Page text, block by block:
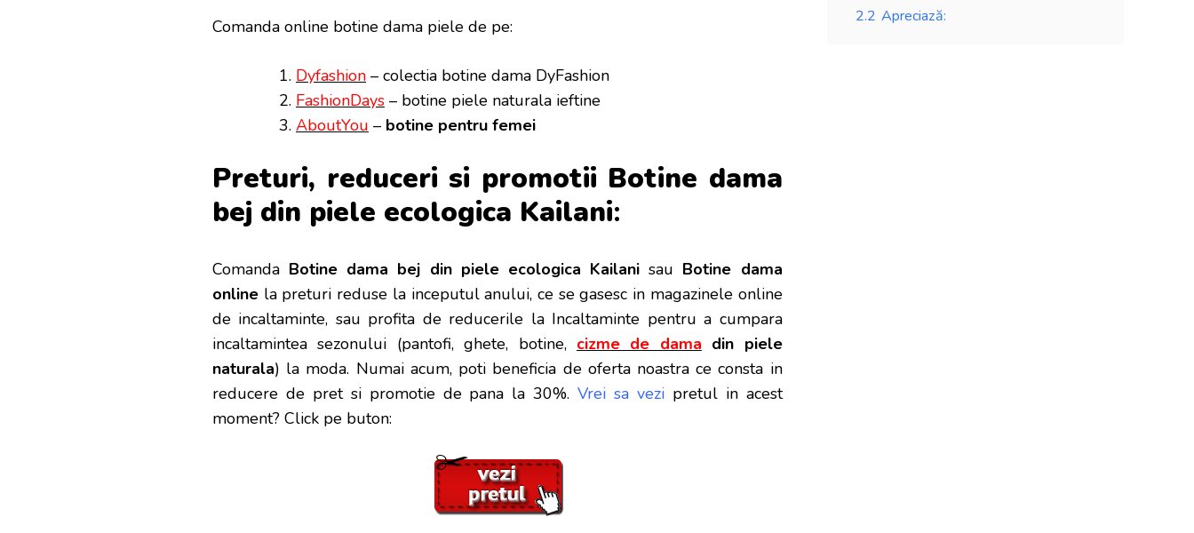
Comanda online botine dama piele de pe:
Dyfashion – colectia botine dama DyFashion
FashionDays – botine piele naturala ieftine
AboutYou – botine pentru femei
Preturi, reduceri si promotii Botine dama
bej din piele ecologica Kailani:
Comanda Botine dama bej din piele ecologica Kailani sau Botine dama
online la preturi reduse la inceputul anului, ce se gasesc in magazinele online
de incaltaminte, sau profita de reducerile la Incaltaminte pentru a cumpara
incaltamintea sezonului (pantofi, ghete, botine, cizme de dama din piele
naturala) la moda. Numai acum, poti beneficia de oferta noastra ce consta in
reducere de pret si promotie de pana la 30%.Vrei sa vezi pretul in acest
moment? Click pe buton:
2.2 Apreciază: